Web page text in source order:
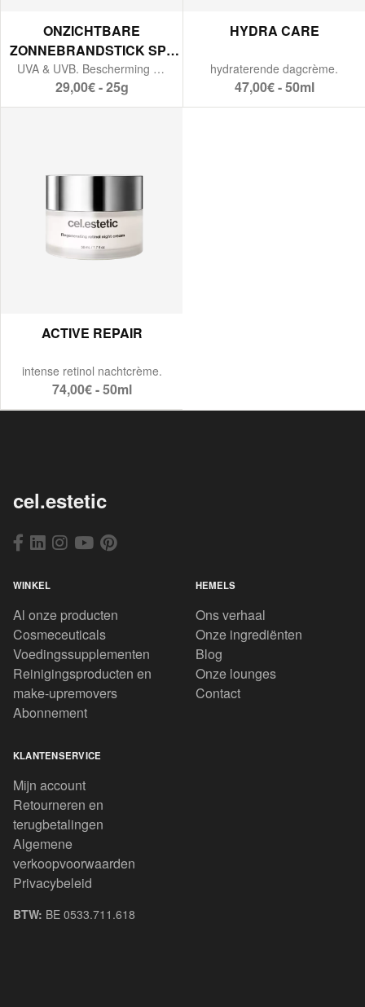
ONZICHTBARE
ZONNEBRANDSTICK SPF
50
UVA & UVB. Bescherming tegen vervuiling. Antioxidanten.
29,00€ - 25g
HYDRA CARE
hydraterende dagcrème.
47,00€ - 50ml
ACTIVE REPAIR
intense retinol nachtcrème.
74,00€ - 50ml
cel.estetic
WINKEL
Al onze producten
Cosmeceuticals
Voedingssupplementen
Reinigingsproducten en
make-upremovers
Abonnement
HEMELS
Ons verhaal
Onze ingrediënten
Blog
Onze lounges
Contact
KLANTENSERVICE
Mijn account
Retourneren en
terugbetalingen
Algemene
verkoopvoorwaarden
Privacybeleid
BTW: BE 0533.711.618